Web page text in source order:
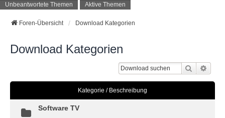
Unbeantwortete Themen Aktive Themen
Foren-Übersicht Download Kategorien
Download Kategorien
Suche
Kategorie / Beschreibung
Software TV